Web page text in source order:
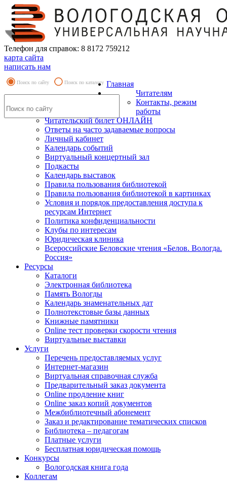
Телефон для справок: 8 8172 759212
карта сайта
написать нам
Поиск по сайту Поиск по каталогу Главная
Читателям
Контакты, режим
работы
Читательский билет ОНЛАЙН
Ответы на часто задаваемые вопросы
Личный кабинет
Календарь событий
Виртуальный концертный зал
Подкасты
Календарь выставок
Правила пользования библиотекой
Правила пользования библиотекой в картинках
Условия и порядок предоставления доступа к
ресурсам Интернет
Политика конфиденциальности
Клубы по интересам
Юридическая клиника
Всероссийские Беловские чтения «Белов. Вологда.
Россия»
Ресурсы
Каталоги
Электронная библиотека
Память Вологды
Календарь знаменательных дат
Полнотекстовые базы данных
Книжные памятники
Online тест проверки скорости чтения
Виртуальные выставки
Услуги
Перечень предоставляемых услуг
Интернет-магазин
Виртуальная справочная служба
Предварительный заказ документа
Online продление книг
Online заказ копий документов
Межбиблиотечный абонемент
Заказ и редактирование тематических списков
Библиотека – педагогам
Платные услуги
Бесплатная юридическая помощь
Конкурсы
Вологодская книга года
Коллегам